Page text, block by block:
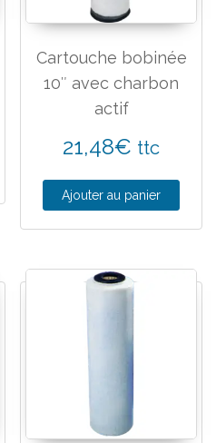
Cartouche bobinée
10″ avec charbon
actif
21,48€ ttc
Ajouter au panier